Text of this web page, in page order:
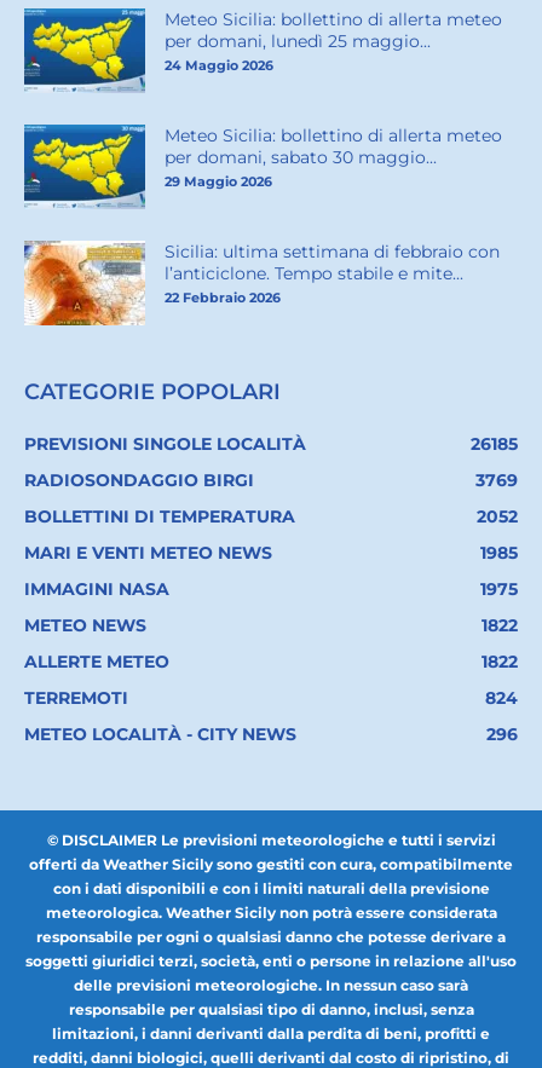
Meteo Sicilia: bollettino di allerta meteo
per domani, lunedì 25 maggio...
24 Maggio 2026
Meteo Sicilia: bollettino di allerta meteo
per domani, sabato 30 maggio...
29 Maggio 2026
Sicilia: ultima settimana di febbraio con
l’anticiclone. Tempo stabile e mite...
22 Febbraio 2026
CATEGORIE POPOLARI
PREVISIONI SINGOLE LOCALITÀ
26185
RADIOSONDAGGIO BIRGI
3769
BOLLETTINI DI TEMPERATURA
2052
MARI E VENTI METEO NEWS
1985
IMMAGINI NASA
1975
METEO NEWS
1822
ALLERTE METEO
1822
TERREMOTI
824
METEO LOCALITÀ - CITY NEWS
296
© DISCLAIMER Le previsioni meteorologiche e tutti i servizi
offerti da Weather Sicily sono gestiti con cura, compatibilmente
con i dati disponibili e con i limiti naturali della previsione
meteorologica. Weather Sicily non potrà essere considerata
responsabile per ogni o qualsiasi danno che potesse derivare a
soggetti giuridici terzi, società, enti o persone in relazione all'uso
delle previsioni meteorologiche. In nessun caso sarà
responsabile per qualsiasi tipo di danno, inclusi, senza
limitazioni, i danni derivanti dalla perdita di beni, profitti e
redditi, danni biologici, quelli derivanti dal costo di ripristino, di